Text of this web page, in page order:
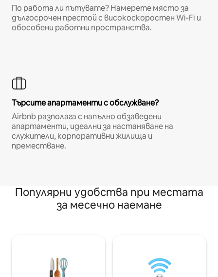
По работа ли пътувате? Намерете място за
дългосрочен престой с високоскоростен Wi-Fi и
обособени работни пространства.
Търсите апартаменти с обслужване?
Airbnb разполага с напълно обзаведени
апартаменти, идеални за настаняване на
служители, корпоративни жилища и
преместване.
Популярни удобства при местата
за месечно наемане